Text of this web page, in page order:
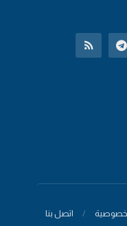
اتصل بنا